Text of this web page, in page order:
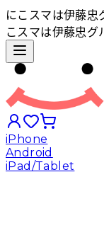
にこスマは伊藤
こスマは伊藤忠
iPhone
Android
iPad/Tablet